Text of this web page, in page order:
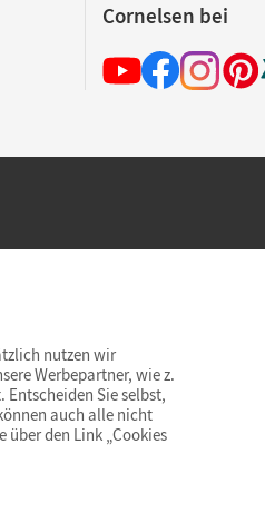
Cornelsen bei
innerhalb
nutzen wir
Werbepartner, wie z.
Entscheiden Sie selbst,
auch alle nicht
über den Link „Cookies